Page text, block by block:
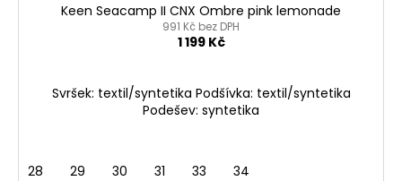
Keen Seacamp II CNX Ombre pink lemonade
991 Kč bez DPH
1 199 Kč
Svršek: textil/syntetika Podšívka: textil/syntetika
Podešev: syntetika
28 29 30 31 33 34